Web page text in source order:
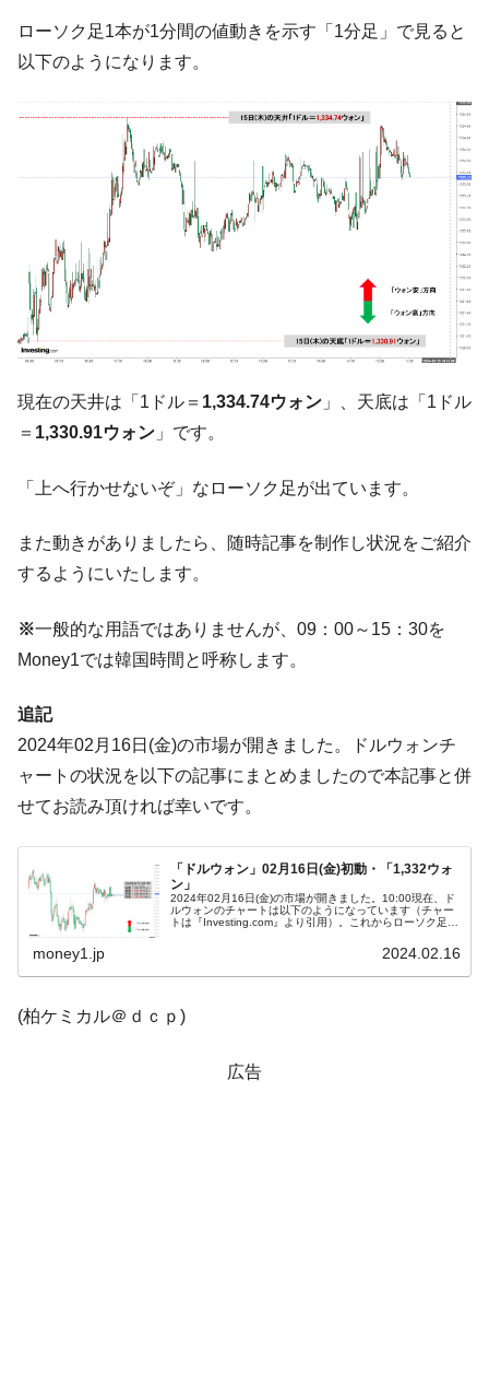
ル」まで拡大 ⇒ 海外資金の動きに強く左右される状態
韓国･帰ってきた李在明。李在明を支持しな
い「50.5％」に上昇
『Money1』
韓国大統領府ボンクラ政策室長が告発され
た ⇒ 国家が行った恐るべき株価操作であり、空前の国政壟
『Money1』
韓国･警察職員が「丸刈りになって抗議活
動」
『Money1』
中国だけが鉄鋼輸出を異常増加させる ⇒ 中
国の過剰生産が世界を蝕む。
種は全般的「不調」⇒ PSIが示す現況は決して良くない。
『Money1』
【米韓激突案件】韓国消費者院が『クーパ
『Money1』 韓国で猛暑。南東部では干ばつ
『Money1』
韓国型イージス搭載の次世代駆逐艦
「KDDX」1番艦、2032年竣工と公示
『Money1』
韓国政府『BYD』車への補助金を全廃 ⇒ 実
『Money1』
在韓米国大使スティールが着韓！⇒ さっそ
く空港に詰めかけ「出て行け！」「極右勢力」のプラカー
ドを掲げる「在韓反米勢力」
『Money1』
韓国政府「2035年までに18.4GW規模のAIデ
ータセンター整備」⇒ だから無理だってば。
『Money1』
JPモルガン「韓国レバレッジETFの清算は
ほぼ終わった」
『Money1』
韓国『国民年金公団』株価暴落で200兆蒸
発。
ャンペーン」⇒ あの名物教授も登場！
韓国「橋が落ちました」⇒ 耐久性「なさす
ローソク足1本が1分間の値動きを示す「1分足」で見ると
以下のようになります。
現在の天井は「1ドル＝ 1,334.74ウォン 」、天底は「1ドル
＝ 1,330.91ウォン 」です。
「上へ行かせないぞ」なローソク足が出ています。
また動きがありましたら、随時記事を制作し状況をご紹介
するようにいたします。
※一般的な用語ではありませんが、09：00～15：30を
Money1では韓国時間と呼称します。
追記
2024年02月16日(金)の市場が開きました。ドルウォンチ
ャートの状況を以下の記事にまとめましたので本記事と併
せてお読み頂ければ幸いです。
「ドルウォン」02月16日(金)初動・「1,332ウォ
ン」
2024年02月16日(金)の市場が開きました。10:00現在、ド
ルウォンのチャートは以下のようになっています（チャー
トは『Investing.com』より引用）。これからローソク足の
money1.jp 2024.02.16
(柏ケミカル＠ｄｃｐ)
広告